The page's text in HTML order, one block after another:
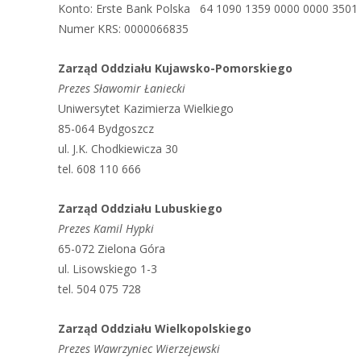
Konto: Erste Bank Polska 64 1090 1359 0000 0000 3501
Numer KRS: 0000066835
Zarząd Oddziału Kujawsko-Pomorskiego
Prezes Sławomir Łaniecki
Uniwersytet Kazimierza Wielkiego
85-064 Bydgoszcz
ul. J.K. Chodkiewicza 30
tel. 608 110 666
Zarząd Oddziału Lubuskiego
Prezes Kamil Hypki
65-072 Zielona Góra
ul. Lisowskiego 1-3
tel. 504 075 728
Zarząd Oddziału Wielkopolskiego
Prezes Wawrzyniec Wierzejewski